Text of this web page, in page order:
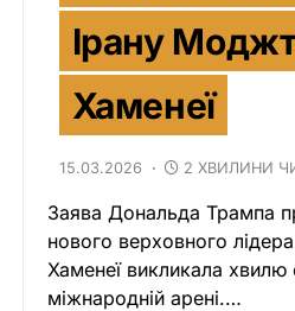
Ірану
Хаменеї
15.03.2026 2 ХВИЛИНИ
Заява Дональда Трампа
нового верховного
Хаменеї викликала хвилю
міжнародній арені.…